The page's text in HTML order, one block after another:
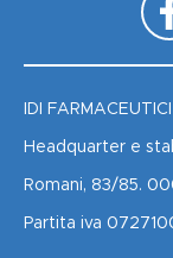
IDI
Headquarter e
Romani, 83/85.
Partita iva